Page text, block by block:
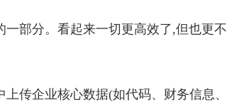
部分。看起来一切更高效了,但也更不
传企业核心数据(如代码、财务信息、